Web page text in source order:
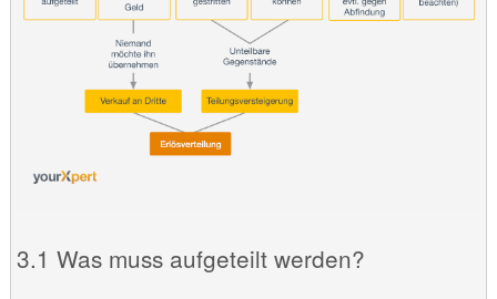
Was muss aufgeteilt werden?